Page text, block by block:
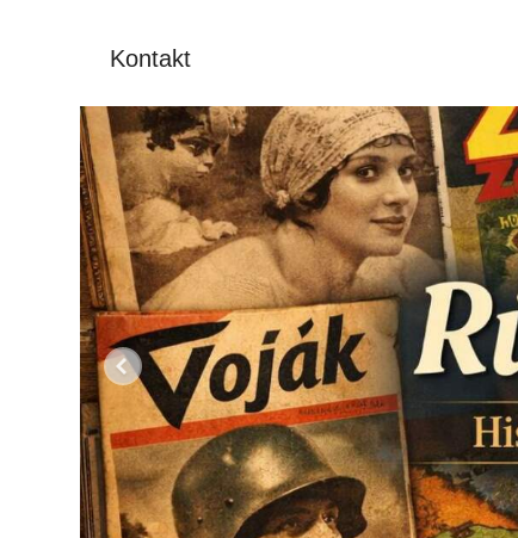
Kontakt